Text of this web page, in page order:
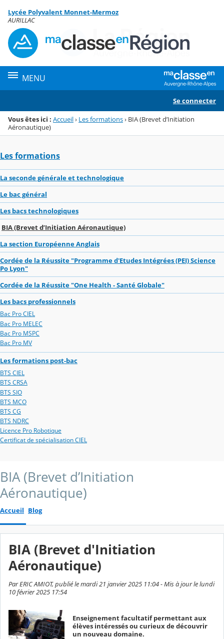
Menu de la rubrique
Contenu
Lycée Polyvalent Monnet-Mermoz
AURILLAC
MENU
Se connecter
Vous êtes ici : Accueil› Les formations› BIA (Brevet d’Initiation
Aéronautique)
Les formations
La seconde générale et technologique
Le bac général
Les bacs technologiques
BIA (Brevet d’Initiation Aéronautique)
La section Européenne Anglais
Cordée de la Réussite "Programme d'Etudes Intégrées (PEI) Science
Po Lyon"
Cordée de la Réussite "One Health - Santé Globale"
Les bacs professionnels
Bac Pro CIEL
Bac Pro MELEC
Bac Pro MSPC
Bac Pro MV
Les formations post-bac
BTS CIEL
BTS CRSA
BTS SIO
BTS MCO
BTS CG
BTS NDRC
Licence Pro Robotique
Certificat de spécialisation CIEL
BIA (Brevet d’Initiation
Aéronautique)
Accueil Blog
BIA (Brevet d'Initiation
Aéronautique)
Par ERIC AMIOT, publié le mardi 21 janvier 2025 11:04 - Mis à jour le lundi
10 février 2025 17:54
Enseignement facultatif permettant aux
élèves intéressés ou curieux de découvrir
un nouveau domaine.